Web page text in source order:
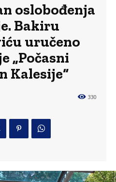
oslobođenja
Bakiru
uručeno
„Počasni
Kalesije“
330